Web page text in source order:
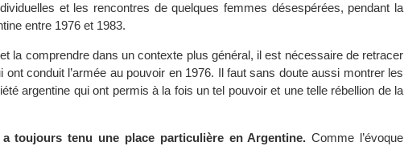
et les rencontres de quelques femmes désespérées, pendant la
entre 1976 et 1983.
la comprendre dans un contexte plus général, il est nécessaire de retracer
ont conduit l’armée au pouvoir en 1976. Il faut sans doute aussi montrer les
argentine qui ont permis à la fois un tel pouvoir et une telle rébellion de la
a toujours tenu une place particulière en Argentine. Comme l’évoque